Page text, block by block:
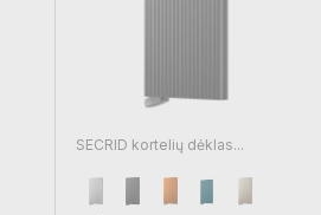
SECRID kortelių dėklas...